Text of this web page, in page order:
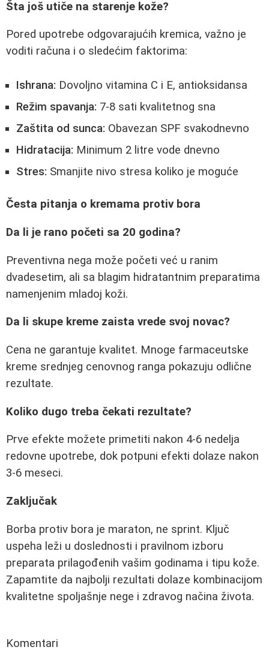
Šta još utiče na starenje kože?
Pored upotrebe odgovarajućih kremica, važno je
voditi računa i o sledećim faktorima:
Ishrana: Dovoljno vitamina C i E, antioksidansa
Režim spavanja: 7-8 sati kvalitetnog sna
Zaštita od sunca: Obavezan SPF svakodnevno
Hidratacija: Minimum 2 litre vode dnevno
Stres: Smanjite nivo stresa koliko je moguće
Česta pitanja o kremama protiv bora
Da li je rano početi sa 20 godina?
Preventivna nega može početi već u ranim
dvadesetim, ali sa blagim hidratantnim preparatima
namenjenim mladoj koži.
Da li skupe kreme zaista vrede svoj novac?
Cena ne garantuje kvalitet. Mnoge farmaceutske
kreme srednjeg cenovnog ranga pokazuju odlične
rezultate.
Koliko dugo treba čekati rezultate?
Prve efekte možete primetiti nakon 4-6 nedelja
redovne upotrebe, dok potpuni efekti dolaze nakon
3-6 meseci.
Zaključak
Borba protiv bora je maraton, ne sprint. Ključ
uspeha leži u doslednosti i pravilnom izboru
preparata prilagođenih vašim godinama i tipu kože.
Zapamtite da najbolji rezultati dolaze kombinacijom
kvalitetne spoljašnje nege i zdravog načina života.
Komentari